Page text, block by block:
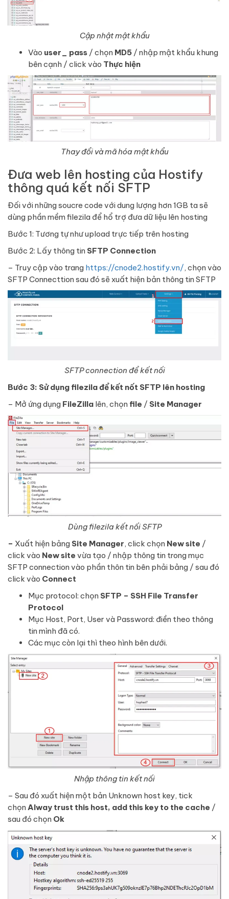
Cập nhật mật khẩu
Vào user_ pass / chọn MD5 / nhập mật khẩu khung
bên cạnh / click vào Thực hiện
Thay đổi và mã hóa mật khẩu
Đưa web lên hosting của Hostify
thông quá kết nối SFTP
Đối với những soucre code với dung lượng hơn 1GB ta sẽ
dùng phần mềm filezila để hổ trợ đưa dữ liệu lên hosting
Bước 1: Tương tự như upload trực tiếp trên hosting
Bước 2: Lấy thông tin SFTP Connection
– Truy cập vào trang https://cnode2.hostify.vn/, chọn vào
SFTP Connecttion sau đó sẽ xuất hiện bản thông tin SFTP
SFTP connection để kết nối
Bước 3: Sử dụng filezila để kết nốt SFTP lên hosting
– Mở ứng dụng FileZilla lên, chọn file / Site Manager
Dùng filezila kết nối SFTP
– Xuất hiện bảng Site Manager, click chọn New site /
click vào New site vừa tạo / nhập thông tin trong mục
SFTP connection vào phần thôn tin bên phải bảng / sau đó
click vào Connect
Mục protocol: chọn SFTP – SSH File Transfer
Protocol
Mục Host, Port, User và Password: điền theo thông
tin mình đã có.
Các mục còn lại thì theo hình bên dưới.
Nhập thông tin kết nối
– Sau đó xuất hiện một bản Unknown host key, tick
chọnAlway trust this host, add this key to the cache /
sau đó chọn Ok